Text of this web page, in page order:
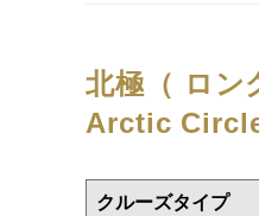
北極（ ロン
Arctic
クルーズタイプ